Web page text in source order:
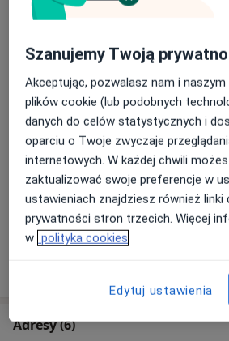
leczenia paluch koślawego kurs na
• 2013 Wrzesień – kurs
• 2014 Spotkanie Polskiego
Skokowo-Goleniowego
• 2015 Zaawansowany kurs chirurgii stopy,
warsztatami na Cadawerach.
• 2015 Zaawansowany kurs
Skokowego.
• 2015 Kurs Alloplastyki stawu
Irlandii
2016 Kurs Endoprotezoplastyki
2016 Kurs Alloplastyki stawu
2017 Kurs Masterclass
rewizje Warszawa
Konsultacja ortopedyczna + USG
Iniekcje osocza bogatopłytkowego
Od 1 000 zł Szczegóły
Konsultacja ortopedyczna + iniekcja
dostawowa
350 zł - 400 zł Szczegóły
+ 11 usług
W jaki sposób ustalane są
Adresy (6)
Szanujemy Twoją
Akceptując, pozwalasz nam i
plików cookie (lub podobnych
danych do celów statystycznych i
oparciu o Twoje zwyczaje
internetowych. W każdej chwili
zaktualizować swoje preferencje w
ustawieniach znajdziesz również linki
prywatności stron trzecich. Więcej
w polityka cookies
Edytuj ustawienia